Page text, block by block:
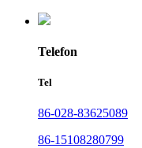
Telefon
Tel
86-028-83625089
86-15108280799